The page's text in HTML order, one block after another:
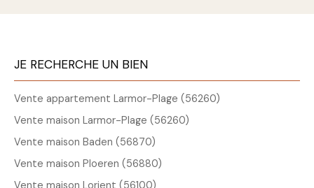
JE RECHERCHE UN BIEN
Vente appartement Larmor-Plage (56260)
Vente maison Larmor-Plage (56260)
Vente maison Baden (56870)
Vente maison Ploeren (56880)
Vente maison Lorient (56100)